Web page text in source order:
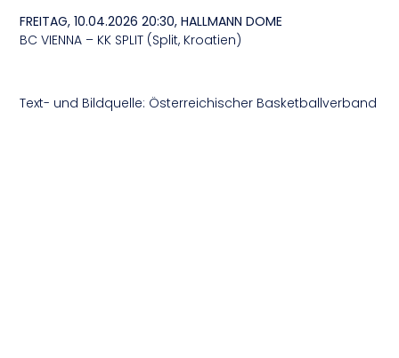
FREITAG, 10.04.2026 20:30, HALLMANN DOME
BC VIENNA – KK SPLIT (Split, Kroatien)
Text- und Bildquelle: Österreichischer Basketballverband